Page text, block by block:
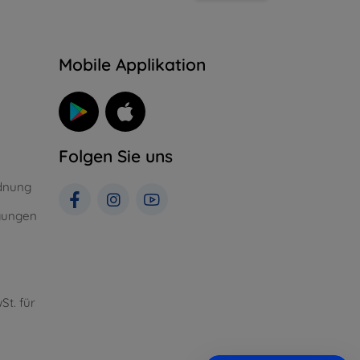
für
Mobile Applikation
Folgen Sie uns